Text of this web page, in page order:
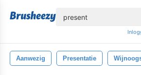
Aanwezig Presentatie